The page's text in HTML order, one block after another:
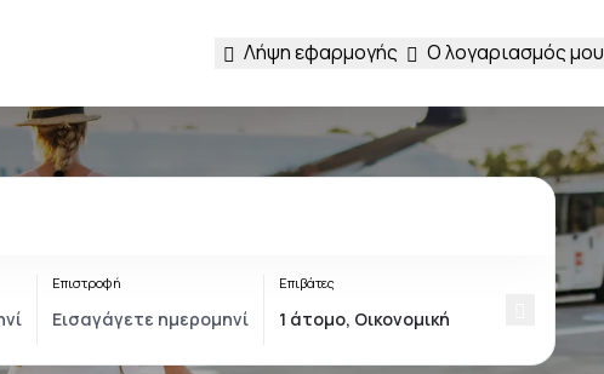
Λήψη εφαρμογής Ο λογαριασμός μου
Επιστροφή Επιβάτες